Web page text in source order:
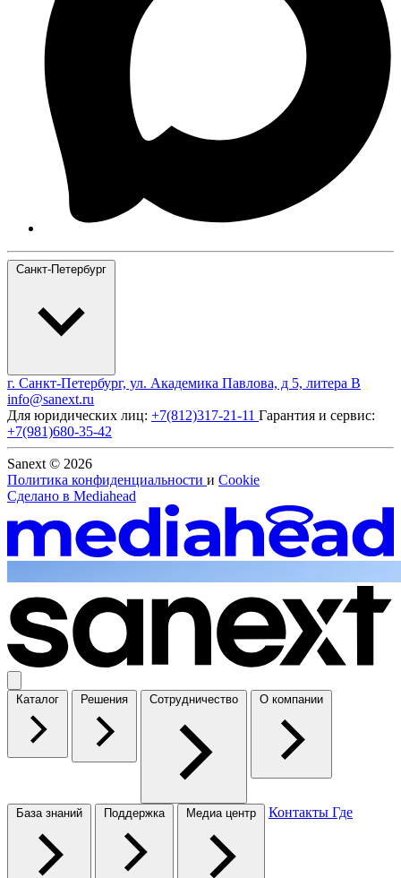
Санкт-Петербург
г. Санкт-Петербург, ул. Академика Павлова, д 5, литера В
info@sanext.ru
Для юридических лиц: +7(812)317-21-11 Гарантия и сервис:
+7(981)680-35-42
Sanext © 2026
Политика конфиденциальности и Cookie
Сделано в Mediahead
Каталог Решения Сотрудничество О компании
База знаний Поддержка Медиа центр Контакты Где